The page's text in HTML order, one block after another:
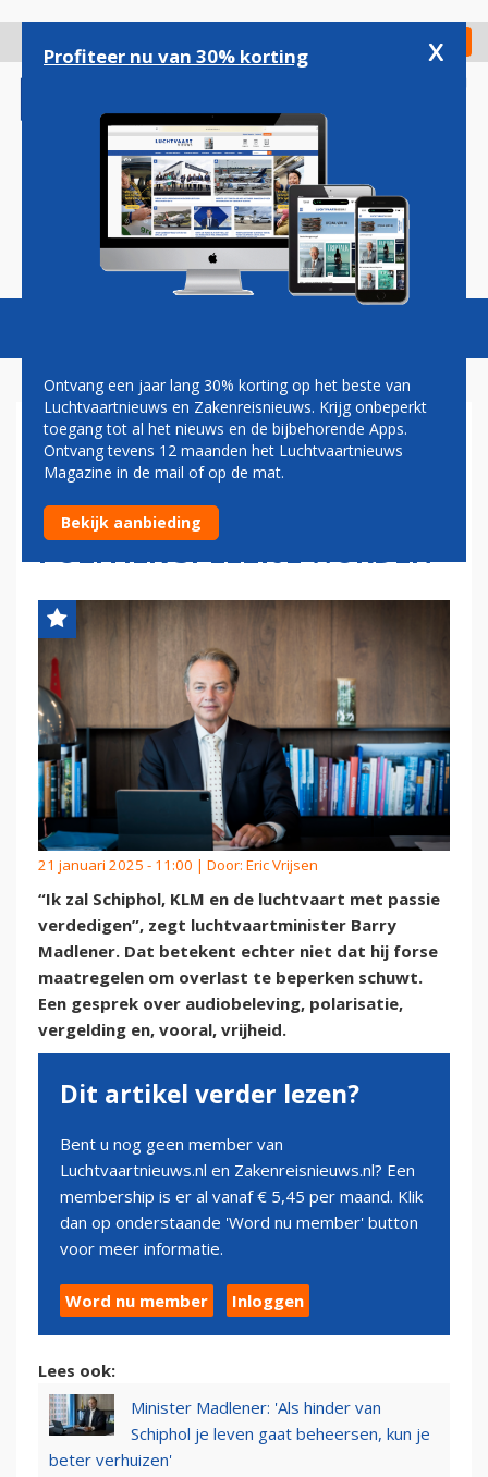
gaan
Check in
Magazine Podcasts Vacatures
EXCLUSIEF INTERVIEW MET
MINISTER MADLENER: 'DE
LUCHTVAART MAG GEEN
POLITIEK SPEELTJE WORDEN'
21 januari 2025 - 11:00 | Door: Eric Vrijsen
“Ik zal Schiphol, KLM en de luchtvaart met passie
verdedigen”, zegt luchtvaartminister Barry
Madlener. Dat betekent echter niet dat hij forse
maatregelen om overlast te beperken schuwt.
Een gesprek over audiobeleving, polarisatie,
vergelding en, vooral, vrijheid.
Dit artikel verder lezen?
Bent u nog geen member van
Luchtvaartnieuws.nl en Zakenreisnieuws.nl? Een
membership is er al vanaf € 5,45 per maand. Klik
dan op onderstaande 'Word nu member' button
voor meer informatie.
Word nu member Inloggen
Lees ook:
Minister Madlener: 'Als hinder van
Schiphol je leven gaat beheersen, kun je
beter verhuizen'
Profiteer nu van 30% korting x
Ontvang een jaar lang 30% korting op het beste van
Luchtvaartnieuws en Zakenreisnieuws. Krijg onbeperkt
toegang tot al het nieuws en de bijbehorende Apps.
Ontvang tevens 12 maanden het Luchtvaartnieuws
Magazine in de mail of op de mat.
Bekijk aanbieding